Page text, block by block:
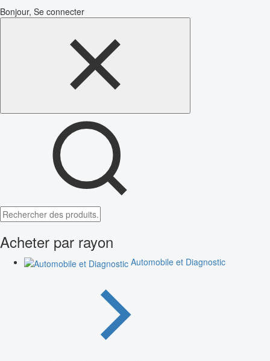
Bonjour, Se connecter
Acheter par rayon
Automobile et Diagnostic